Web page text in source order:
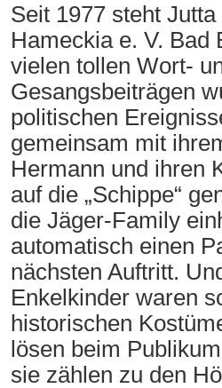
Seit 1977 steht
Hameckia e. V. Bad
vielen tollen Wort-
Gesangsbeiträgen
politischen
gemeinsam mit
Hermann und ihren
auf die „Schippe“
die Jäger-Family
automatisch einen
nächsten Auftritt.
Enkelkinder waren
historischen
lösen beim
sie zählen zu den